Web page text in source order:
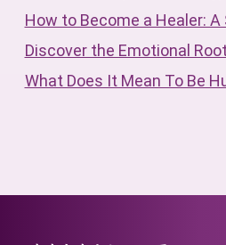
How to Become a Healer:
Discover the Emotional
What Does It Mean To Be